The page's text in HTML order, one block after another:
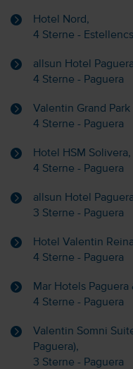
Hotel Nord,
4 Sterne - Estellencs
allsun Hotel
4 Sterne - Paguera
Valentin Grand
4 Sterne - Paguera
Hotel HSM Solivera,
4 Sterne - Paguera
allsun Hotel
3 Sterne - Paguera
Hotel Valentin
4 Sterne - Paguera
Mar Hotels Paguera
4 Sterne - Paguera
Valentin Somni
Paguera),
3 Sterne - Paguera